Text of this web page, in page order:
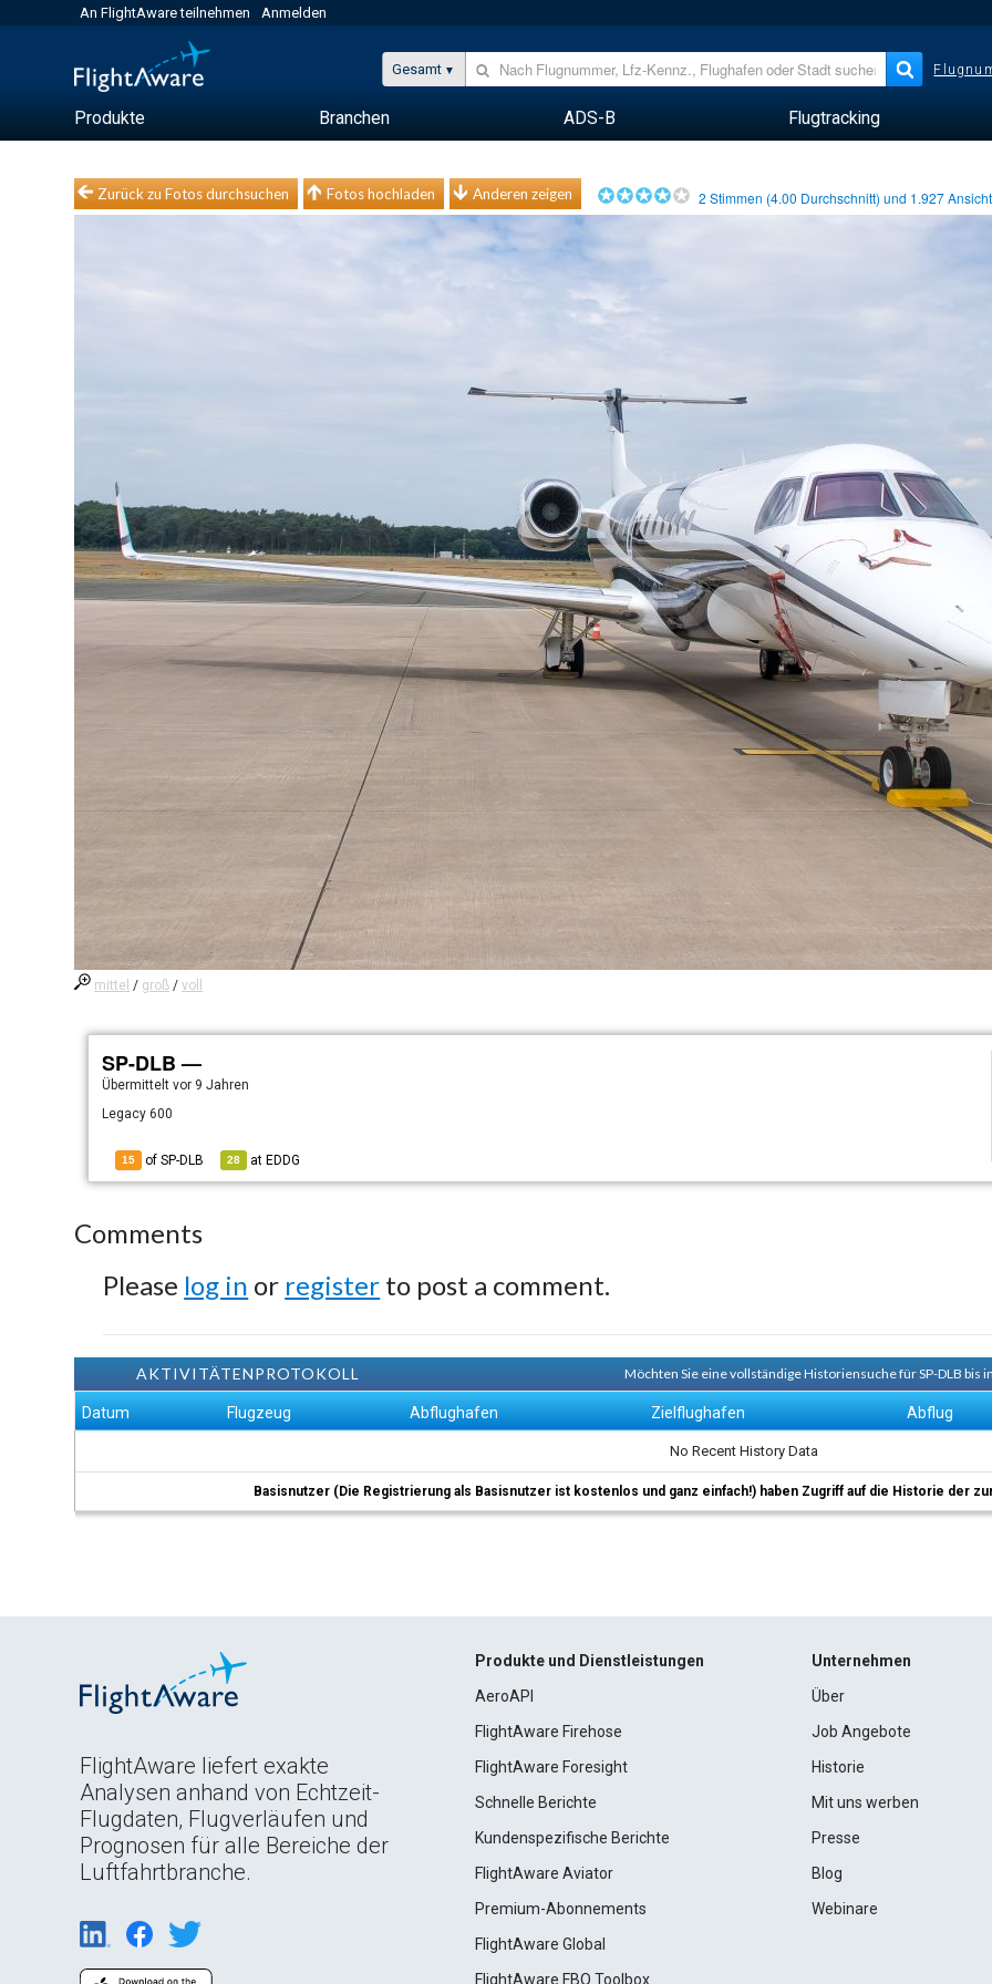
An FlightAware teilnehmen Anmelden
Gesamt
Produkte Branchen ADS-B Flugtracking
Zurück zu Fotos durchsuchen Fotos hochladen Anderen zeigen 2 Stimmen (4.00 Durchschnitt) und 1.927
mittel / groß /voll
SP-DLB —
Übermitteltvor 9 Jahren
Legacy 600
15 of SP-DLB 28 at EDDG
Comments
Please log in or register to post a comment.
AKTIVITÄTENPROTOKOLL Möchten Sie eine vollständige Historiensuche für SP-DLB bis
Datum Flugzeug Abflughafen Zielflughafen Abflug
No Recent History Data
Basisnutzer (Die Registrierung als Basisnutzer ist kostenlos und ganz einfach!) haben Zugriff auf die Historie der
FlightAware liefert exakte
Analysen anhand von Echtzeit-
Flugdaten, Flugverläufen und
Prognosen für alle Bereiche der
Luftfahrtbranche.
Produkte und Dienstleistungen
AeroAPI
FlightAware Firehose
FlightAware Foresight
Schnelle Berichte
Kundenspezifische Berichte
FlightAware Aviator
Premium-Abonnements
FlightAware Global
FlightAware FBO Toolbox
Unternehmen
Über
Job Angebote
Historie
Mit uns werben
Presse
Blog
Webinare